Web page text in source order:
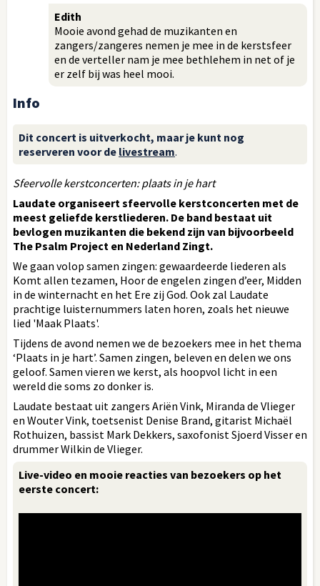
Edith
Mooie avond gehad de muzikanten en
zangers/zangeres nemen je mee in de kerstsfeer
en de verteller nam je mee bethlehem in net of je
er zelf bij was heel mooi.
Info
Dit concert is uitverkocht, maar je kunt nog
reserveren voor de livestream.
Sfeervolle kerstconcerten: plaats in je hart
Laudate organiseert sfeervolle kerstconcerten met de
meest geliefde kerstliederen. De band bestaat uit
bevlogen muzikanten die bekend zijn van bijvoorbeeld
The Psalm Project en Nederland Zingt.
We gaan volop samen zingen: gewaardeerde liederen als
Komt allen tezamen, Hoor de engelen zingen d’eer, Midden
in de winternacht en het Ere zij God. Ook zal Laudate
prachtige luisternummers laten horen, zoals het nieuwe
lied 'Maak Plaats'.
Tijdens de avond nemen we de bezoekers mee in het thema
‘Plaats in je hart’. Samen zingen, beleven en delen we ons
geloof. Samen vieren we kerst, als hoopvol licht in een
wereld die soms zo donker is.
Laudate bestaat uit zangers Ariën Vink, Miranda de Vlieger
en Wouter Vink, toetsenist Denise Brand, gitarist Michaël
Rothuizen, bassist Mark Dekkers, saxofonist Sjoerd Visser en
drummer Wilkin de Vlieger.
Live-video en mooie reacties van bezoekers op het
eerste concert: